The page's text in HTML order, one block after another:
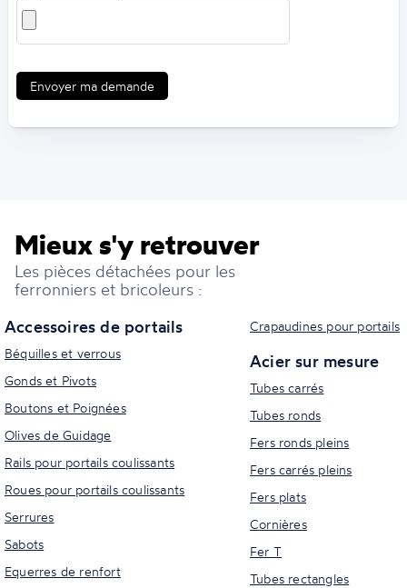
Envoyer ma demande
Mieux s'y retrouver
Les pièces détachées pour les
ferronniers et bricoleurs :
Accessoires de portails
Béquilles et verrous
Gonds et Pivots
Boutons et Poignées
Olives de Guidage
Rails pour portails coulissants
Roues pour portails coulissants
Serrures
Sabots
Equerres de renfort
Crapaudines pour portails
Acier sur mesure
Tubes carrés
Tubes ronds
Fers ronds pleins
Fers carrés pleins
Fers plats
Cornières
Fer T
Tubes rectangles